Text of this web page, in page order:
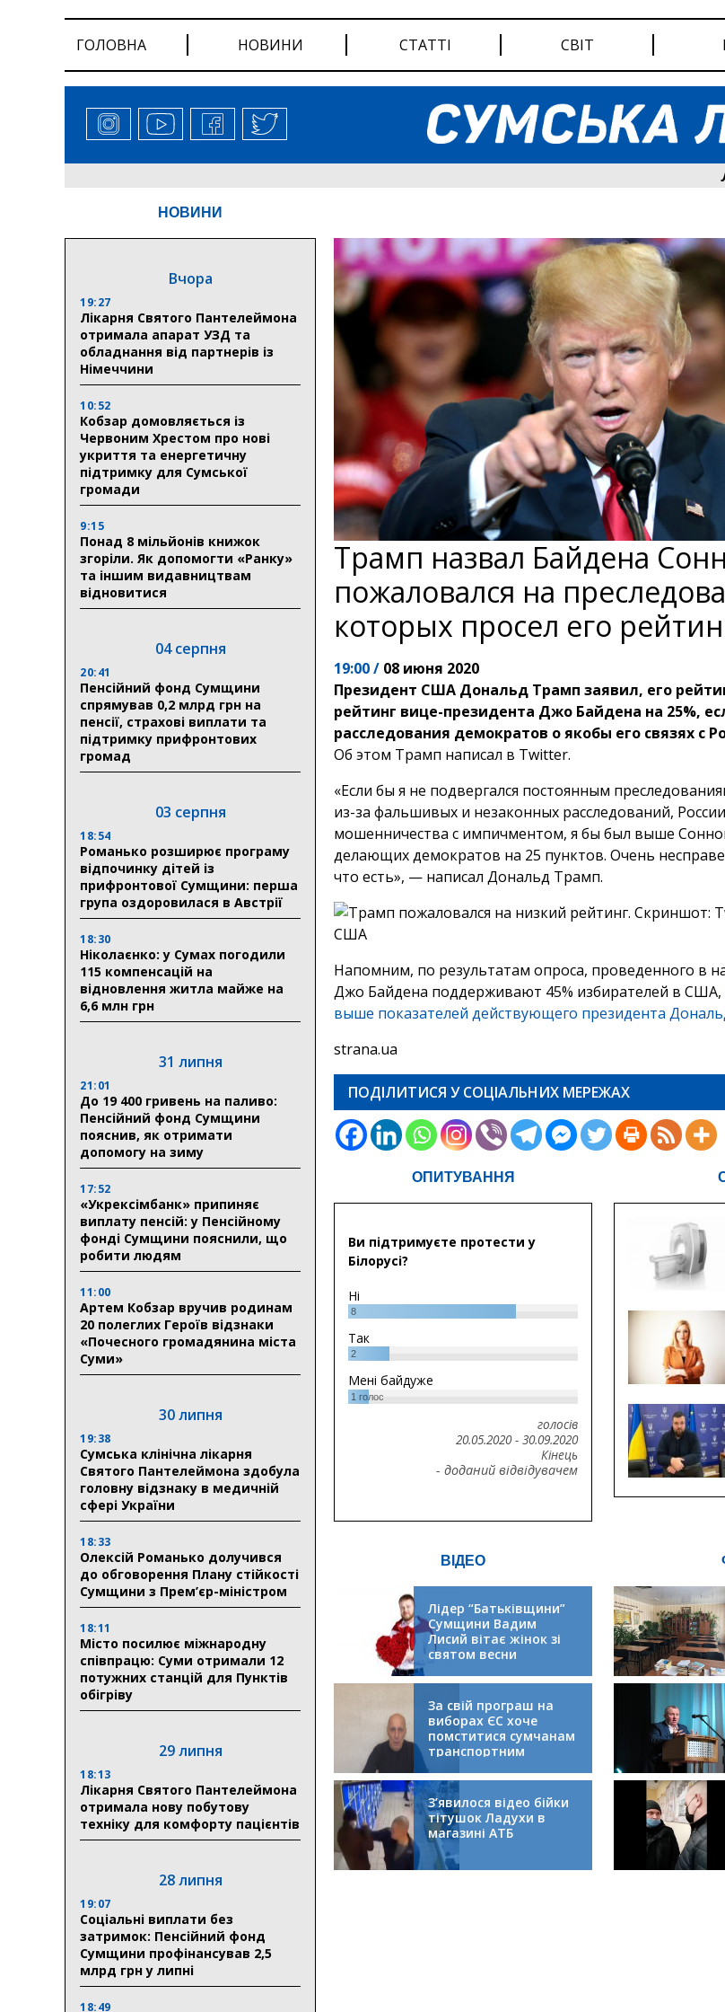
ГОЛОВНА НОВИНИ СТАТТІ СВІТ
НОВИНИ
Вчора
19:27
Лікарня Святого Пантелеймона
отримала апарат УЗД та
обладнання від партнерів із
Німеччини
10:52
Кобзар домовляється із
Червоним Хрестом про нові
укриття та енергетичну
підтримку для Сумської
громади
9:15
Понад 8 мільйонів книжок
згоріли. Як допомогти «Ранку»
та іншим видавництвам
відновитися
04 серпня
20:41
Пенсійний фонд Сумщини
спрямував 0,2 млрд грн на
пенсії, страхові виплати та
підтримку прифронтових
громад
03 серпня
18:54
Романько розширює програму
відпочинку дітей із
прифронтової Сумщини: перша
група оздоровилася в Австрії
18:30
Ніколаєнко: у Сумах погодили
115 компенсацій на
відновлення житла майже на
6,6 млн грн
31 липня
21:01
До 19 400 гривень на паливо:
Пенсійний фонд Сумщини
пояснив, як отримати
допомогу на зиму
17:52
«Укрексімбанк» припиняє
виплату пенсій: у Пенсійному
фонді Сумщини пояснили, що
робити людям
11:00
Артем Кобзар вручив родинам
20 полеглих Героїв відзнаки
«Почесного громадянина міста
Суми»
30 липня
19:38
Сумська клінічна лікарня
Святого Пантелеймона здобула
головну відзнаку в медичній
сфері України
18:33
Олексій Романько долучився
до обговорення Плану стійкості
Сумщини з Прем’єр-міністром
18:11
Місто посилює міжнародну
співпрацю: Суми отримали 12
потужних станцій для Пунктів
обігріву
29 липня
18:13
Лікарня Святого Пантелеймона
отримала нову побутову
техніку для комфорту пацієнтів
28 липня
19:07
Соціальні виплати без
затримок: Пенсійний фонд
Сумщини профінансував 2,5
млрд грн у липні
18:49
Трамп назвал Байдена
пожаловался на
которых просел его
19:00 / 08 июня 2020
Президент США Дональд Трамп заявил, его
рейтинг вице-президента Джо Байдена на 25%,
расследования демократов о якобы его связях с
Об этом Трамп написал в Twitter.
«Если бы я не подвергался постоянным
из-за фальшивых и незаконных расследований,
мошенничества с импичментом, я бы был выше
делающих демократов на 25 пунктов. Очень
что есть», — написал Дональд Трамп.
Напомним, по результатам опроса, проведенного в
Джо Байдена поддерживают 45% избирателей в США,
выше показателей действующего президента
strana.ua
ПОДІЛИТИСЯ У СОЦІАЛЬНИХ МЕРЕЖАХ
ОПИТУВАННЯ
Ви підтримуєте протести у
Білорусі?
Ні
8
Так
2
Мені байдуже
1голос
голосів
20.05.2020- 30.09.2020
Кінець
- доданий відвідувачем
ВІДЕО
Лідер “Батьківщини”
Сумщини Вадим
Лисий вітає жінок зі
святом весни
За свій програш на
виборах ЄС хоче
помститися сумчанам
транспортним
колапсом
З’явилося відео бійки
тітушок Ладухи в
магазині АТБ